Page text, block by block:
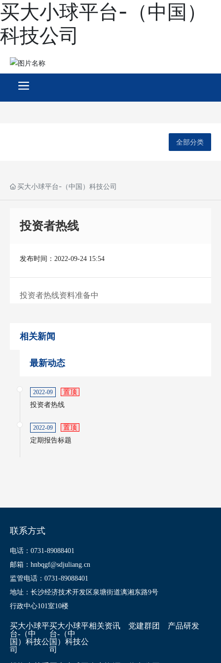
买大小球平台-（中国）
科技公司
全部分类
买大小球平台-（中国）科技公司
投资者热线
发布时间：2022-09-24 15:54
投资者热线资料准备中
相关新闻
最新动态
2022-09
置顶
投资者热线
2022-09
置顶
定期报告标题
联系方式
电话：0731-89088401
邮箱：hnbqgf@sdjuliang.cn
监管电话：0731-89088401
地址：长沙经济技术开发区泉塘街道漓湘东路9号
行政中心101室10楼
买大小球平
台-（中
国）科技公
司
买大小球平
台-（中
国）科技公
司
相关资讯 党建群团 产品研发